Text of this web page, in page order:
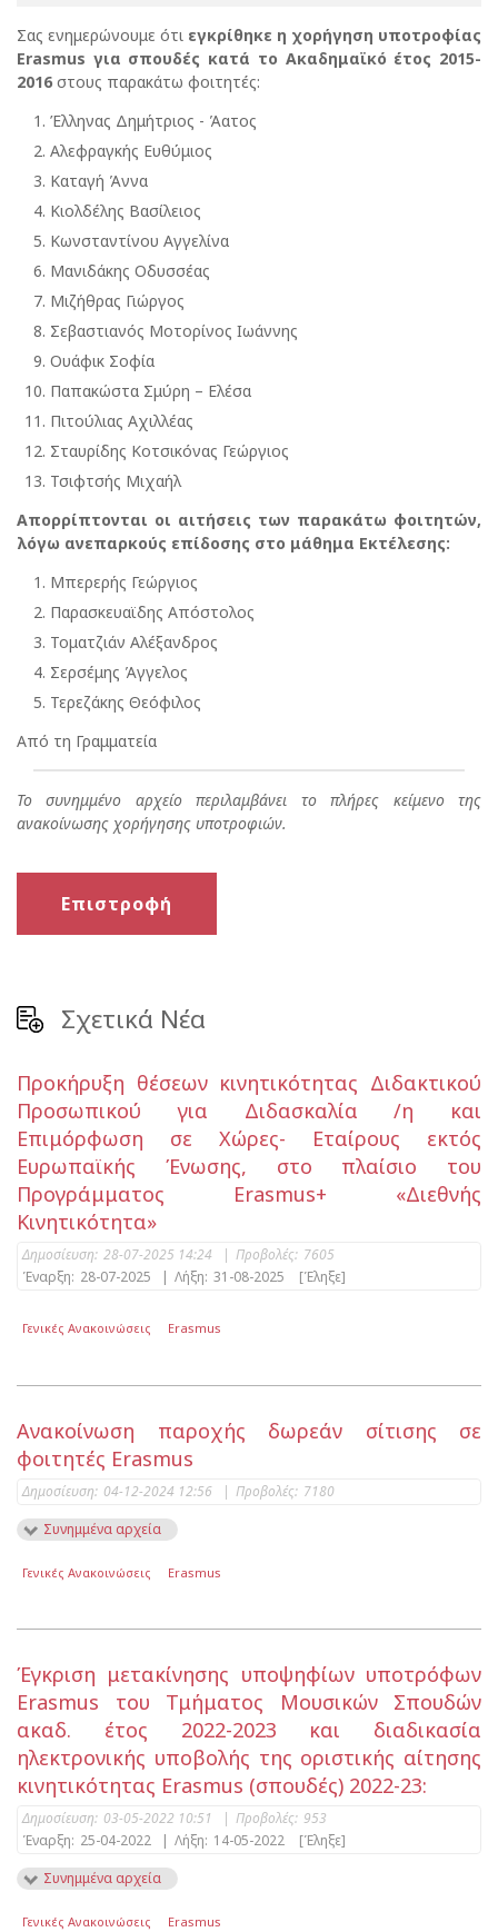
Σας ενημερώνουμε ότι εγκρίθηκε η χορήγηση υποτροφίας
Erasmus για σπουδές κατά το Ακαδημαϊκό έτος 2015-
2016 στους παρακάτω φοιτητές:
Έλληνας Δημήτριος - Άατος
Αλεφραγκής Ευθύμιος
Καταγή Άννα
Κιολδέλης Βασίλειος
Κωνσταντίνου Αγγελίνα
Μανιδάκης Οδυσσέας
Μιζήθρας Γιώργος
Σεβαστιανός Μοτορίνος Ιωάννης
Ουάφικ Σοφία
Παπακώστα Σμύρη – Ελέσα
Πιτούλιας Αχιλλέας
Σταυρίδης Κοτσικόνας Γεώργιος
Τσιφτσής Μιχαήλ
Απορρίπτονται οι αιτήσεις των παρακάτω φοιτητών,
λόγω ανεπαρκούς επίδοσης στο μάθημα Εκτέλεσης:
Μπερερής Γεώργιος
Παρασκευαϊδης Απόστολος
Τοματζιάν Αλέξανδρος
Σερσέμης Άγγελος
Τερεζάκης Θεόφιλος
Από τη Γραμματεία
Το συνημμένο αρχείο περιλαμβάνει το πλήρες κείμενο της
ανακοίνωσης χορήγησης υποτροφιών.
Επιστροφή
Σχετικά Νέα
Προκήρυξη θέσεων κινητικότητας Διδακτικού
Προσωπικού για Διδασκαλία /η και
Επιμόρφωση σε Χώρες- Εταίρους εκτός
Ευρωπαϊκής Ένωσης, στο πλαίσιο του
Προγράμματος Erasmus+ «Διεθνής
Κινητικότητα»
Δημοσίευση: 28-07-2025 14:24 | Προβολές: 7605
Έναρξη: 28-07-2025 | Λήξη: 31-08-2025 [Έληξε]
Γενικές Ανακοινώσεις Erasmus
Ανακοίνωση παροχής δωρεάν σίτισης σε
φοιτητές Erasmus
Δημοσίευση: 04-12-2024 12:56 | Προβολές: 7180
Συνημμένα αρχεία
Γενικές Ανακοινώσεις Erasmus
Έγκριση μετακίνησης υποψηφίων υποτρόφων
Erasmus του Τμήματος Μουσικών Σπουδών
ακαδ. έτος 2022-2023 και διαδικασία
ηλεκτρονικής υποβολής της οριστικής αίτησης
κινητικότητας Erasmus (σπουδές) 2022-23:
Δημοσίευση: 03-05-2022 10:51 | Προβολές: 953
Έναρξη: 25-04-2022 | Λήξη: 14-05-2022
[Έληξε]
Συνημμένα αρχεία
Γενικές Ανακοινώσεις Erasmus